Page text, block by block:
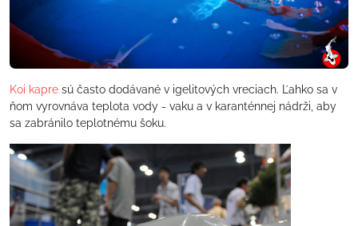
Koi kapre sú často dodávané v igelitových vreciach. Ľahko sa v
ňom vyrovnáva teplota vody - vaku a v karanténnej nádrži, aby
sa zabránilo teplotnému šoku.